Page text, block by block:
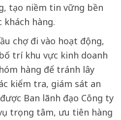
tạo niềm tin vững bền
khách hàng.
chợ đi vào hoạt động,
trí khu vực kinh doanh
hàng để tránh lây
kiểm tra, giám sát an
Ban lãnh đạo Công ty
trọng tâm, ưu tiên hàng